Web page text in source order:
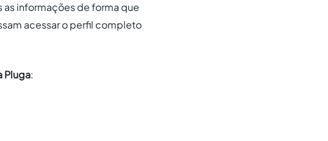
informações de forma que
acessar o perfil completo
Pluga: